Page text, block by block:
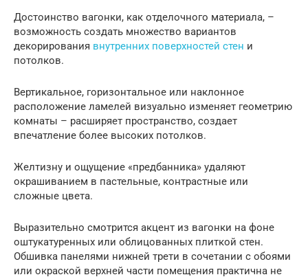
Достоинство вагонки, как отделочного материала, –
возможность создать множество вариантов
декорирования внутренних поверхностей стен и
потолков.
Вертикальное, горизонтальное или наклонное
расположение ламелей визуально изменяет геометрию
комнаты – расширяет пространство, создает
впечатление более высоких потолков.
Желтизну и ощущение «предбанника» удаляют
окрашиванием в пастельные, контрастные или
сложные цвета.
Выразительно смотрится акцент из вагонки на фоне
оштукатуренных или облицованных плиткой стен.
Обшивка панелями нижней трети в сочетании с обоями
или окраской верхней части помещения практична не